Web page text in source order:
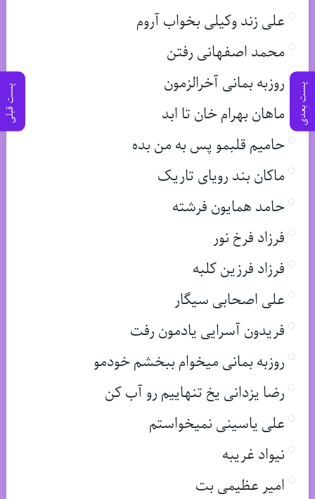
پست بعدی پست قبلی
علی زند وکیلی بخواب آروم
محمد اصفهانی رفتن
روزبه بمانی آخرالزمون
ماهان بهرام خان تا ابد
حامیم قلبمو پس به من بده
ماکان بند رویای تاریک
حامد همایون فرشته
فرزاد فرخ نور
فرزاد فرزین کلبه
علی اصحابی سیگار
فریدون آسرایی یادمون رفت
روزبه بمانی میخوام ببخشم خودمو
رضا یزدانی یخ تنهاییم رو آب کن
علی یاسینی نمیخواستم
نیواد غریبه
امیر عظیمی بت